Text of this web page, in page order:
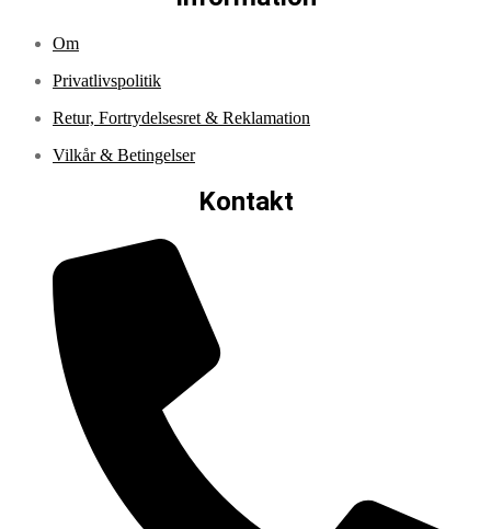
Om
Privatlivspolitik
Retur, Fortrydelsesret & Reklamation
Vilkår & Betingelser
Kontakt